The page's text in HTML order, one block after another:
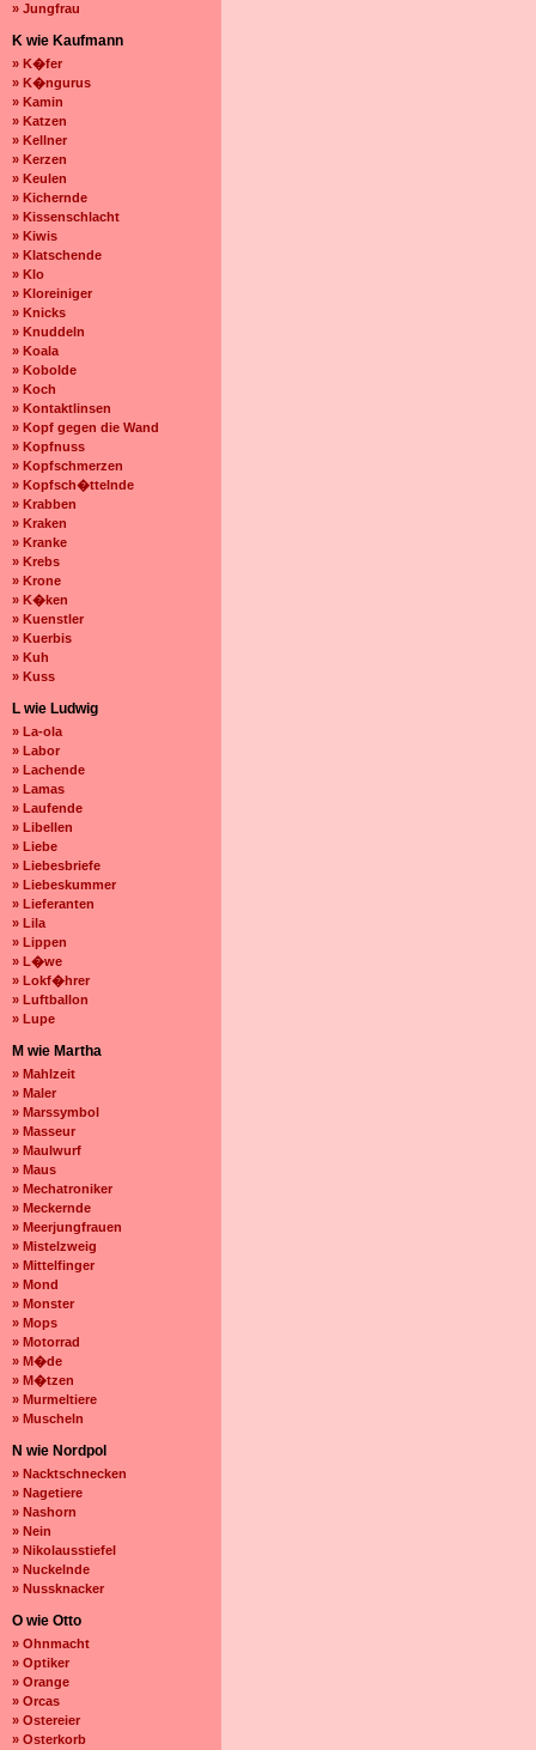
» Jungfrau
K wie Kaufmann
» K�fer
» K�ngurus
» Kamin
» Katzen
» Kellner
» Kerzen
» Keulen
» Kichernde
» Kissenschlacht
» Kiwis
» Klatschende
» Klo
» Kloreiniger
» Knicks
» Knuddeln
» Koala
» Kobolde
» Koch
» Kontaktlinsen
» Kopf gegen die Wand
» Kopfnuss
» Kopfschmerzen
» Kopfsch�ttelnde
» Krabben
» Kraken
» Kranke
» Krebs
» Krone
» K�ken
» Kuenstler
» Kuerbis
» Kuh
» Kuss
L wie Ludwig
» La-ola
» Labor
» Lachende
» Lamas
» Laufende
» Libellen
» Liebe
» Liebesbriefe
» Liebeskummer
» Lieferanten
» Lila
» Lippen
» L�we
» Lokf�hrer
» Luftballon
» Lupe
M wie Martha
» Mahlzeit
» Maler
» Marssymbol
» Masseur
» Maulwurf
» Maus
» Mechatroniker
» Meckernde
» Meerjungfrauen
» Mistelzweig
» Mittelfinger
» Mond
» Monster
» Mops
» Motorrad
» M�de
» M�tzen
» Murmeltiere
» Muscheln
N wie Nordpol
» Nacktschnecken
» Nagetiere
» Nashorn
» Nein
» Nikolausstiefel
» Nuckelnde
» Nussknacker
O wie Otto
» Ohnmacht
» Optiker
» Orange
» Orcas
» Ostereier
» Osterkorb